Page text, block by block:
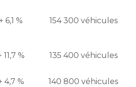
6,1 % 154 300 véhicules
11,7 % 135 400 véhicules
4,7 % 140 800 véhicules